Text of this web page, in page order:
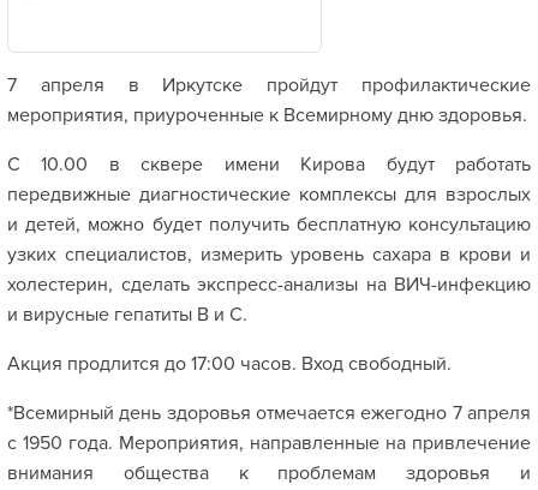
7 апреля в Иркутске пройдут профилактические
мероприятия, приуроченные к Всемирному дню здоровья.
С 10.00 в сквере имени Кирова будут работать
передвижные диагностические комплексы для взрослых
и детей, можно будет получить бесплатную консультацию
узких специалистов, измерить уровень сахара в крови и
холестерин, сделать экспресс-анализы на ВИЧ-инфекцию
и вирусные гепатиты В и С.
Акция продлится до 17:00 часов. Вход свободный.
*Всемирный день здоровья отмечается ежегодно 7 апреля
с 1950 года. Мероприятия, направленные на привлечение
внимания общества к проблемам здоровья и